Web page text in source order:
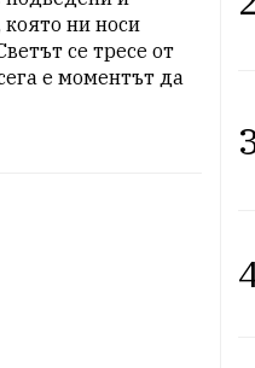
която ни носи
се тресе от
е моментът да